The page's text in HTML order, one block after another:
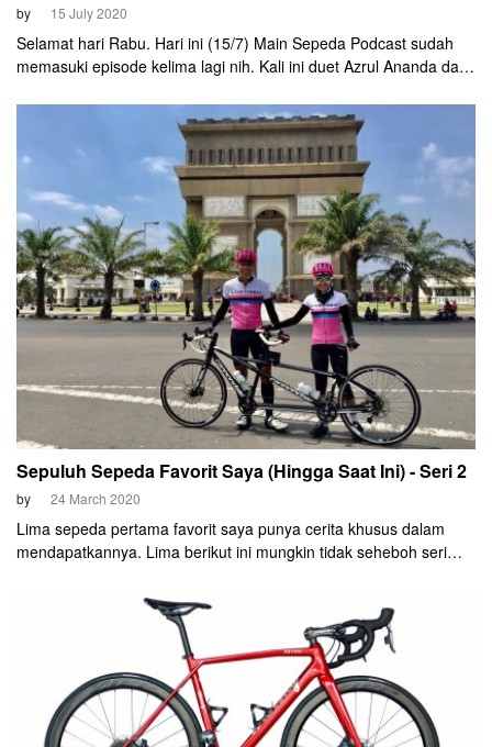
by 15 July 2020
Selamat hari Rabu. Hari ini (15/7) Main Sepeda Podcast sudah
memasuki episode kelima lagi nih. Kali ini duet Azrul Ananda dan
diperbicangkan di kalangan cyclist. Yakni tentang upgrade
Sepuluh Sepeda Favorit Saya (Hingga Saat Ini) - Seri 2
by 24 March 2020
Lima sepeda pertama favorit saya punya cerita khusus dalam
mendapatkannya. Lima berikut ini mungkin tidak seheboh seri
mengikuti event-event atau acara-acara gowes.